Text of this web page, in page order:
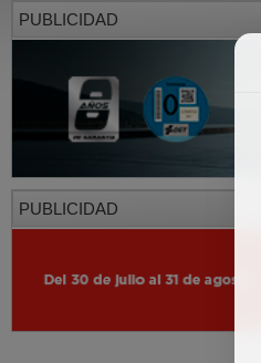
PUBLICIDAD
PUBLICIDAD